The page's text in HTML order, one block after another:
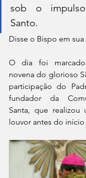
sob o
Santo.
Disse o Bispo em
O dia foi
novena do glorioso
participação do
fundador da
Santa, que
louvor antes do